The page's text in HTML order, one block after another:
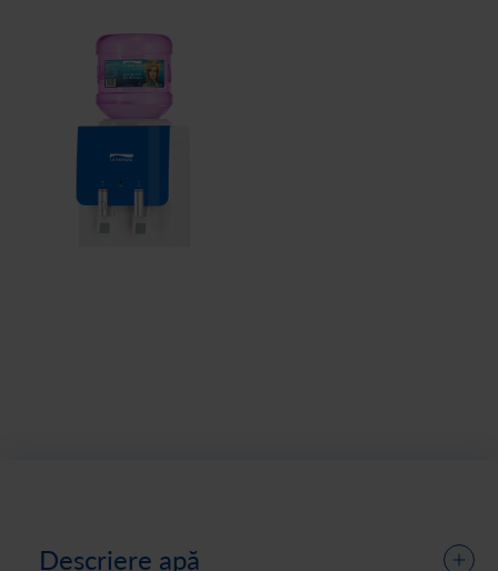
Descriere apă